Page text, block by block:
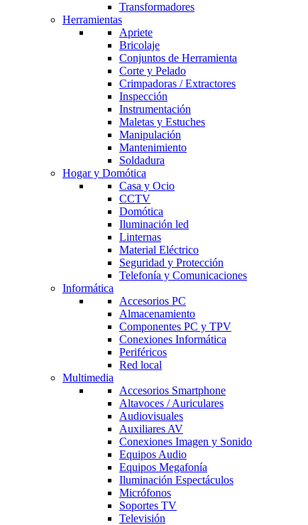
Transformadores
Herramientas
Apriete
Bricolaje
Conjuntos de Herramienta
Corte y Pelado
Crimpadoras / Extractores
Inspección
Instrumentación
Maletas y Estuches
Manipulación
Mantenimiento
Soldadura
Hogar y Domótica
Casa y Ocio
CCTV
Domótica
Iluminación led
Linternas
Material Eléctrico
Seguridad y Protección
Telefonía y Comunicaciones
Informática
Accesorios PC
Almacenamiento
Componentes PC y TPV
Conexiones Informática
Periféricos
Red local
Multimedia
Accesorios Smartphone
Altavoces / Auriculares
Audiovisuales
Auxiliares AV
Conexiones Imagen y Sonido
Equipos Audio
Equipos Megafonía
Iluminación Espectáculos
Micrófonos
Soportes TV
Televisión